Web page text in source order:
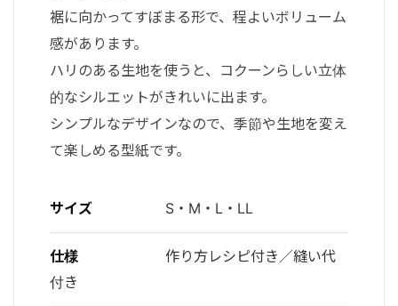
裾に向かってすぼまる形で、程よいボリューム
感があります。
ハリのある生地を使うと、コクーンらしい立体
的なシルエットがきれいに出ます。
シンプルなデザインなので、季節や生地を変え
て楽しめる型紙です。
サイズ S・M・L・LL
仕様
作り方レシピ付き／縫い代
付き